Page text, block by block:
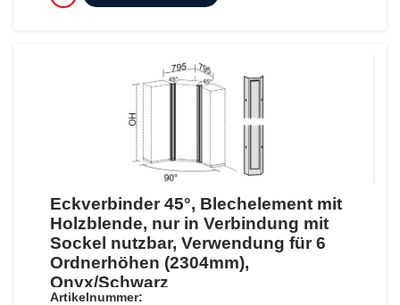
Eckverbinder 45°, Blechelement mit
Holzblende, nur in Verbindung mit
Sockel nutzbar, Verwendung für 6
Ordnerhöhen (2304mm),
Onyx/Schwarz
Artikelnummer: